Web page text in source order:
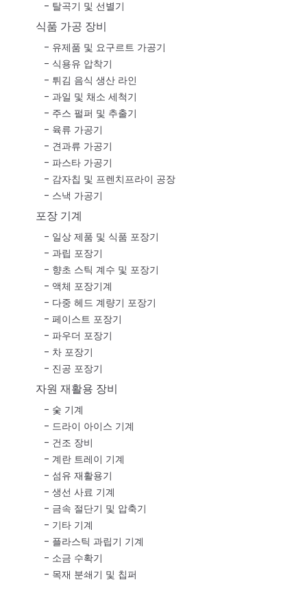
탈곡기 및 선별기
식품 가공 장비
유제품 및 요구르트 가공기
식용유 압착기
튀김 음식 생산 라인
과일 및 채소 세척기
주스 펄퍼 및 추출기
육류 가공기
견과류 가공기
파스타 가공기
감자칩 및 프렌치프라이 공장
스낵 가공기
포장 기계
일상 제품 및 식품 포장기
과립 포장기
향초 스틱 계수 및 포장기
액체 포장기계
다중 헤드 계량기 포장기
페이스트 포장기
파우더 포장기
차 포장기
진공 포장기
자원 재활용 장비
숯 기계
드라이 아이스 기계
건조 장비
계란 트레이 기계
섬유 재활용기
생선 사료 기계
금속 절단기 및 압축기
기타 기계
플라스틱 과립기 기계
소금 수확기
목재 분쇄기 및 칩퍼